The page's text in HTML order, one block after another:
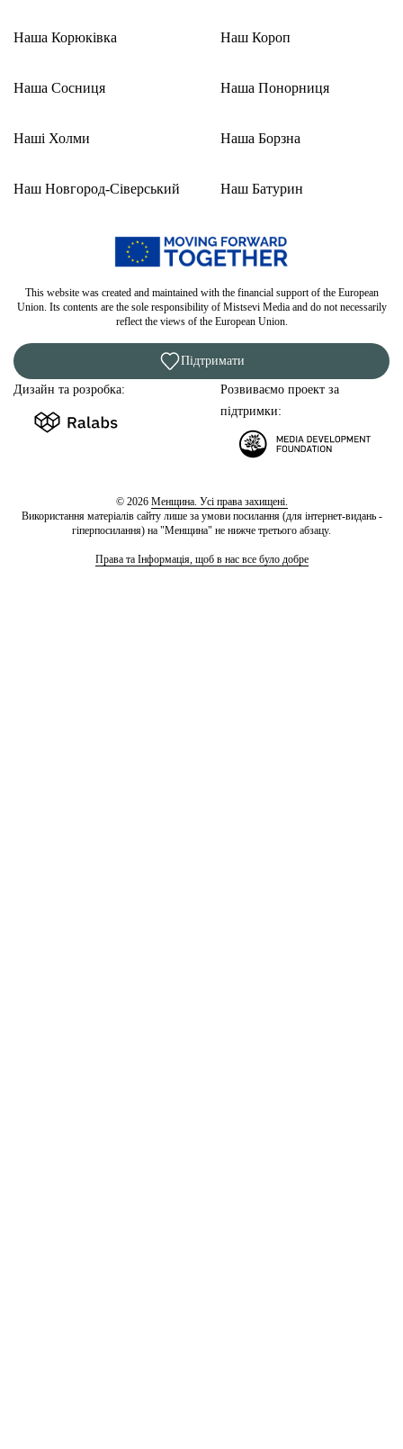
Наша Корюківка
Наша Сосниця
Наші Холми
Наш Новгород-Сіверський
Наш Короп
Наша Понорниця
Наша Борзна
Наш Батурин
This website was created and maintained with the financial support of the European
Union. Its contents are the sole responsibility of Mistsevi Media and do not necessarily
reflect the views of the European Union.
Підтримати
Дизайн та розробка:
Розвиваємо проект за
підтримки:
© 2026 Менщина. Усі права захищені.
Використання матеріалів сайту лише за умови посилання (для інтернет-видань -
гіперпосилання) на "Менщина" не нижче третього абзацу.
Права та Інформація, щоб в нас все було добре